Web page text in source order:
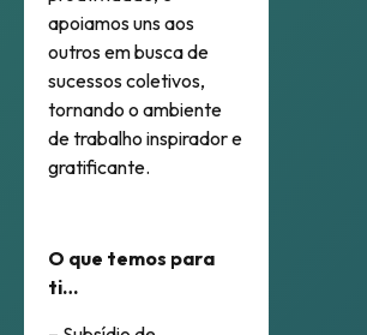
apoiamos uns aos
outros em busca de
sucessos coletivos,
tornando o ambiente
de trabalho inspirador e
gratificante.
O que temos para
ti…